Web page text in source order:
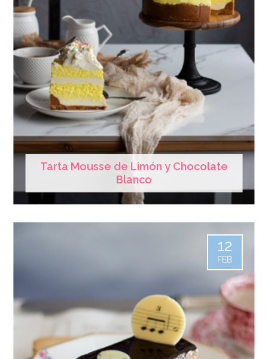
Tarta Mousse de Limón y Chocolate
Blanco
12
FEB